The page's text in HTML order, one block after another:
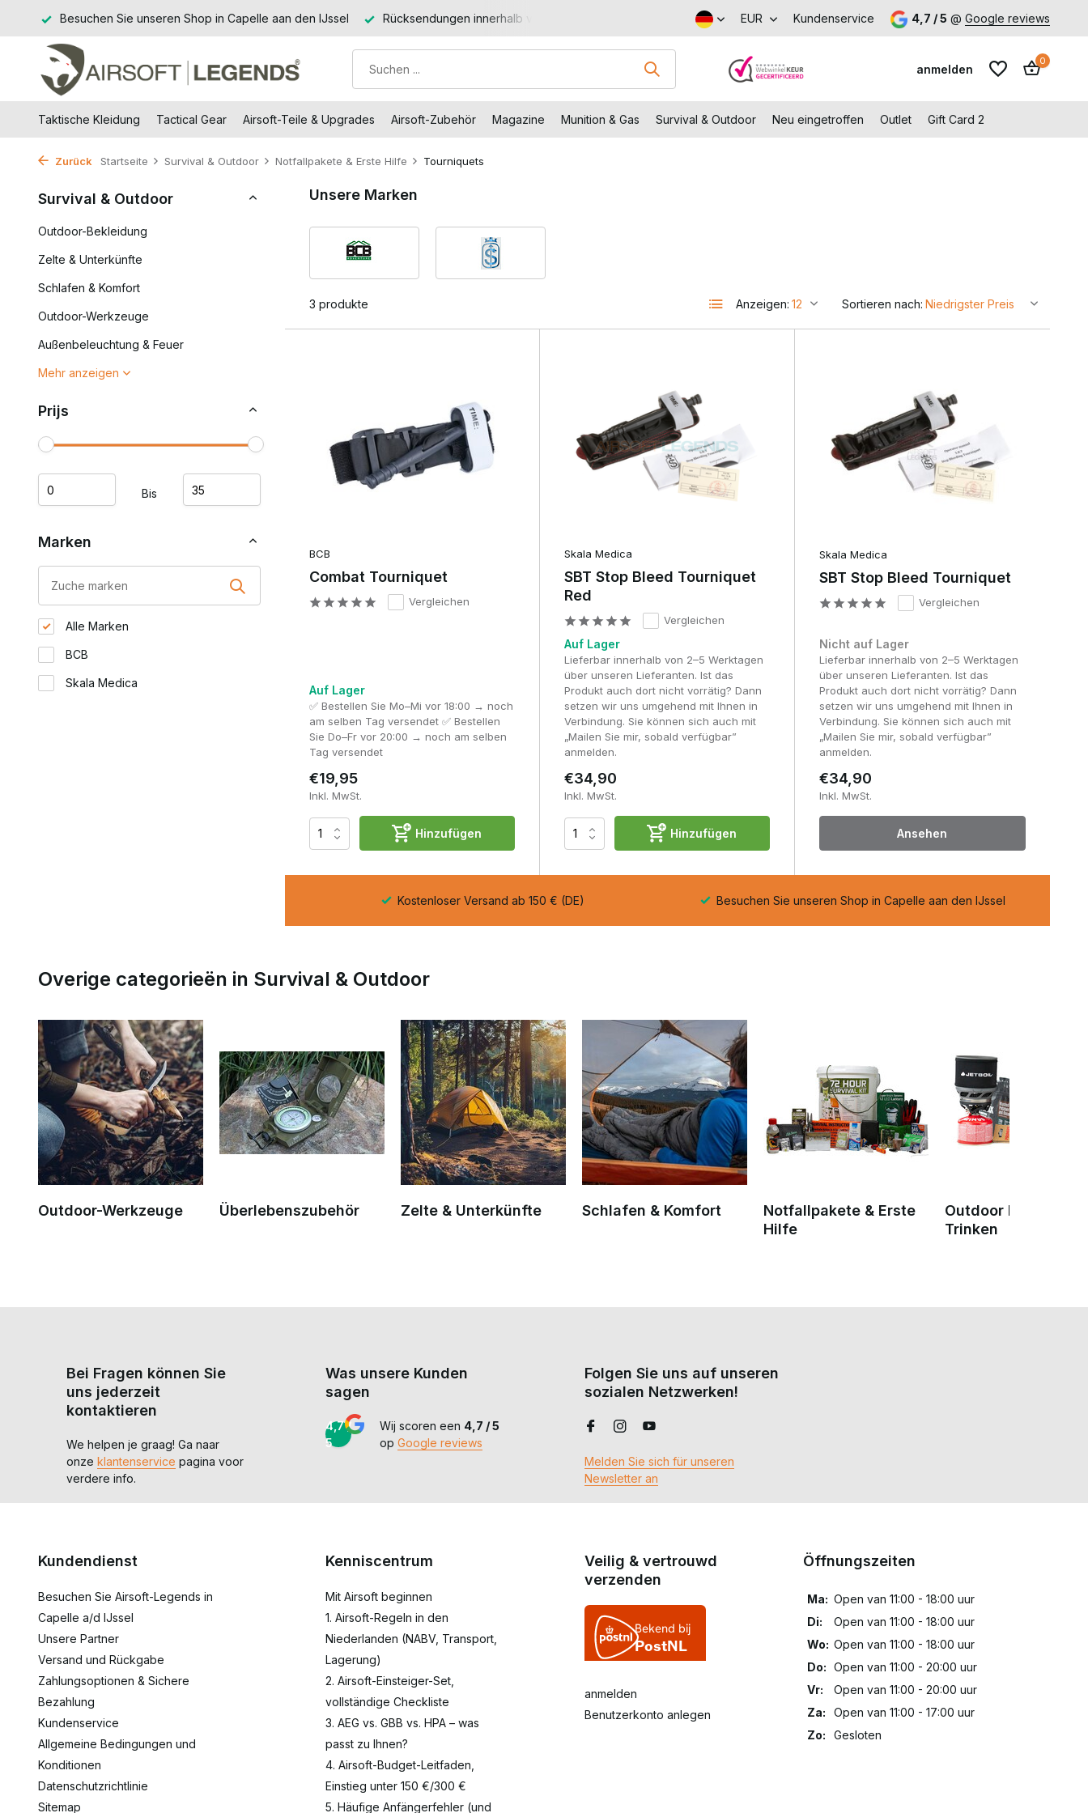
Besuchen Sie unseren Shop in Capelle aan den IJssel Rücksendungen innerhalb von 14 Arbeitstagen Kostenloser Versand ab 150 € (DE) Besuchen Sie unseren Shop in
EUR Kundenservice 4,7 / 5 @ Google reviews
anmelden
0
Taktische Kleidung Tactical Gear Airsoft-Teile & Upgrades Airsoft-Zubehör Magazine Munition & Gas Survival & Outdoor Neu eingetroffen Outlet Gift Card 2
Zurück Startseite Survival & Outdoor Notfallpakete & Erste Hilfe Tourniquets
Survival & Outdoor
Outdoor-Bekleidung
Zelte & Unterkünfte
Schlafen & Komfort
Outdoor-Werkzeuge
Außenbeleuchtung & Feuer
Mehr anzeigen
Prijs
Bis
Marken
Alle Marken
BCB
Skala Medica
Unsere Marken
3 produkte Anzeigen: Sortieren nach:
BCB
Combat Tourniquet
Vergleichen
Auf Lager
✅ Bestellen Sie Mo–Mi vor 18:00 → noch
am selben Tag versendet ✅ Bestellen
Sie Do–Fr vor 20:00 → noch am selben
Tag versendet
€19,95
Inkl. MwSt.
Hinzufügen
Skala Medica
SBT Stop Bleed Tourniquet
Red
Vergleichen
Auf Lager
Lieferbar innerhalb von 2–5 Werktagen
über unseren Lieferanten. Ist das
Produkt auch dort nicht vorrätig? Dann
setzen wir uns umgehend mit Ihnen in
Verbindung. Sie können sich auch mit
„Mailen Sie mir, sobald verfügbar”
anmelden.
€34,90
Inkl. MwSt.
Hinzufügen
Skala Medica
SBT Stop Bleed Tourniquet
Vergleichen
Nicht auf Lager
Lieferbar innerhalb von 2–5 Werktagen
über unseren Lieferanten. Ist das
Produkt auch dort nicht vorrätig? Dann
setzen wir uns umgehend mit Ihnen in
Verbindung. Sie können sich auch mit
„Mailen Sie mir, sobald verfügbar”
anmelden.
€34,90
Inkl. MwSt.
Ansehen
Kostenloser Versand ab 150 € (DE) Besuchen Sie unseren Shop in Capelle aan den IJssel
Overige categorieën in Survival & Outdoor
Outdoor-Werkzeuge Überlebenszubehör Zelte & Unterkünfte Schlafen & Komfort
Notfallpakete & Erste
Hilfe
Outdoor Essen &
Trinken
Bei Fragen können Sie
uns jederzeit
kontaktieren
We helpen je graag! Ga naar
onze klantenservice pagina voor
verdere info.
Was unsere Kunden
sagen
4,7 /
5
Wij scoren een 4,7 / 5
op Google reviews
Folgen Sie uns auf unseren
sozialen Netzwerken!
Melden Sie sich für unseren
Newsletter an
Kundendienst
Besuchen Sie Airsoft-Legends in
Capelle a/d IJssel
Unsere Partner
Versand und Rückgabe
Zahlungsoptionen & Sichere
Bezahlung
Kundenservice
Allgemeine Bedingungen und
Konditionen
Datenschutzrichtlinie
Sitemap
Kenniscentrum
Mit Airsoft beginnen
1. Airsoft-Regeln in den
Niederlanden (NABV, Transport,
Lagerung)
2. Airsoft-Einsteiger-Set,
vollständige Checkliste
3. AEG vs. GBB vs. HPA – was
passt zu Ihnen?
4. Airsoft-Budget-Leitfaden,
Einstieg unter 150 €/300 €
5. Häufige Anfängerfehler (und
Veilig & vertrouwd
verzenden
anmelden
Benutzerkonto anlegen
Öffnungszeiten
Ma: Open van 11:00 - 18:00 uur
Di:
Open van 11:00 - 18:00 uur
Wo: Open van 11:00 - 18:00 uur
Do: Open van 11:00 - 20:00 uur
Vr:
Open van 11:00 - 20:00 uur
Za:
Open van 11:00 - 17:00 uur
Zo:
Gesloten